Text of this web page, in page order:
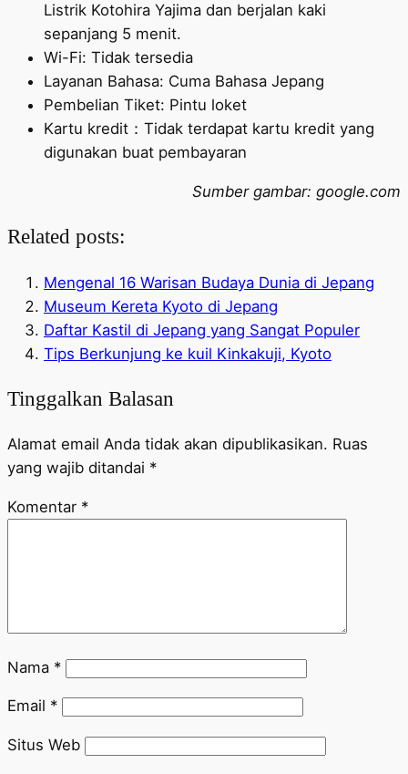
Listrik Kotohira Yajima dan berjalan kaki
sepanjang 5 menit.
Wi-Fi: Tidak tersedia
Layanan Bahasa: Cuma Bahasa Jepang
Pembelian Tiket: Pintu loket
Kartu kredit：Tidak terdapat kartu kredit yang
digunakan buat pembayaran
Sumber gambar: google.com
Related posts:
Mengenal 16 Warisan Budaya Dunia di Jepang
Museum Kereta Kyoto di Jepang
Daftar Kastil di Jepang yang Sangat Populer
Tips Berkunjung ke kuil Kinkakuji, Kyoto
Tinggalkan Balasan
Alamat email Anda tidak akan dipublikasikan. Ruas
yang wajib ditandai *
Komentar *
Nama *
Email *
Situs Web